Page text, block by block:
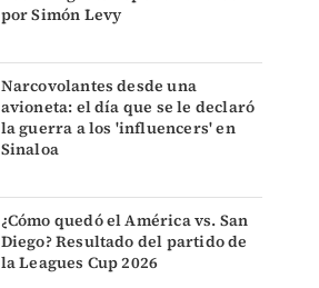
por Simón Levy
Narcovolantes desde una
avioneta: el día que se le declaró
la guerra a los 'influencers' en
Sinaloa
¿Cómo quedó el América vs. San
Diego? Resultado del partido de
la Leagues Cup 2026